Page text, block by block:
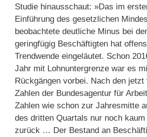
Studie hinausschaut: »Das im
Einführung des gesetzlichen
beobachtete deutliche Minus bei
geringfügig Beschäftigten hat
Trendwende eingeläutet. Schon
Jahr mit Lohnuntergrenze war es
Rückgängen vorbei. Nach den jetzt
Zahlen der Bundesagentur für
Zahlen wie schon zur Jahresmitte
des dritten Quartals nur noch
zurück … Der Bestand an